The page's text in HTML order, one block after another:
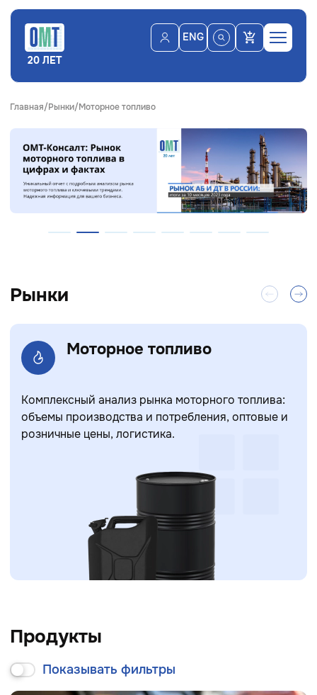
20 ЛЕТ
ENG
Главная Рынки Моторное топливо
Рынки
Моторное топливо
Комплексный анализ рынка моторного топлива:
объемы производства и потребления, оптовые и
розничные цены, логистика.
Продукты
Показывать фильтры